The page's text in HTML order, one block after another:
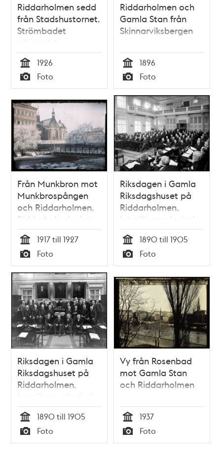
Riddarholmen sedd
från Stadshustornet.
Strömbadet
närmast t.v.
Tid
1926
Typ
Foto
Riddarholmen och
Gamla Stan från
Skinnarviksbergen
Tid
1896
Typ
Foto
Från Munkbron mot
Munkbrospången
och Riddarholmen.
Riddarholmskyrkan
mitt i bild
Tid
1917 till 1927
Typ
Foto
Riksdagen i Gamla
Riksdagshuset på
Riddarholmen.
Interiör av plenisal
med ledamöter.
Tid
1890 till 1905
Typ
Foto
Riksdagen i Gamla
Riksdagshuset på
Riddarholmen.
Interiör av plenisal
med ledamöter.
Tid
1890 till 1905
Typ
Foto
Vy från Rosenbad
mot Gamla Stan
och Riddarholmen
Tid
1937
Typ
Foto